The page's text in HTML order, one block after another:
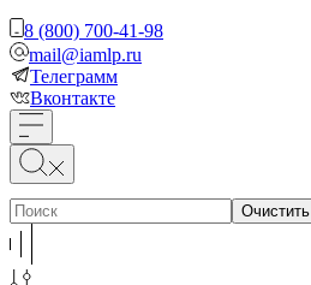
8 (800) 700-41-98
mail@iamlp.ru
Телеграмм
Вконтакте
Очистить